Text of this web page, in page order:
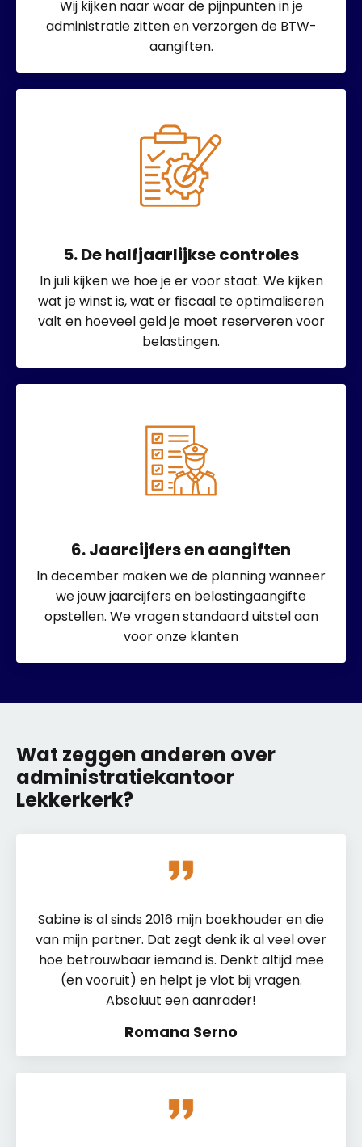
Wij kijken naar waar de pijnpunten in je
administratie zitten en verzorgen de BTW-
aangiften.
5. De halfjaarlijkse controles
In juli kijken we hoe je er voor staat. We kijken
wat je winst is, wat er fiscaal te optimaliseren
valt en hoeveel geld je moet reserveren voor
belastingen.
6. Jaarcijfers en aangiften
In december maken we de planning wanneer
we jouw jaarcijfers en belastingaangifte
opstellen. We vragen standaard uitstel aan
voor onze klanten
Wat zeggen anderen over
administratiekantoor
Lekkerkerk?
Sabine is al sinds 2016 mijn boekhouder en die
van mijn partner. Dat zegt denk ik al veel over
hoe betrouwbaar iemand is. Denkt altijd mee
(en vooruit) en helpt je vlot bij vragen.
Absoluut een aanrader!
Romana Serno